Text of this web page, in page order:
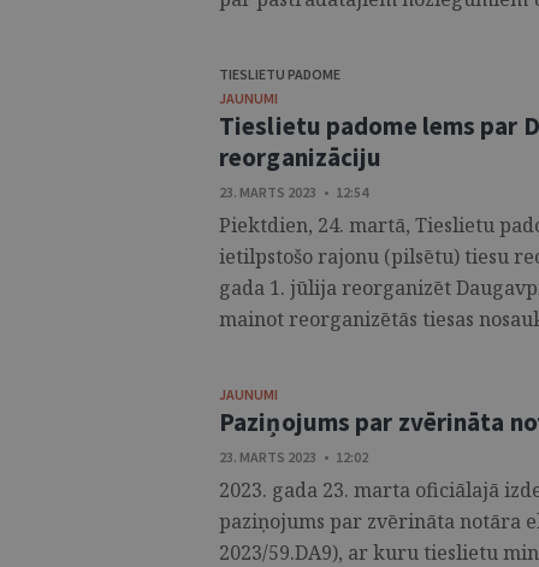
TIESLIETU PADOME
JAUNUMI
Tieslietu padome lems par
reorganizāciju
23. MARTS 2023 • 12:54
Piektdien, 24. martā, Tieslietu
ietilpstošo rajonu (pilsētu) tiesu
gada 1. jūlija reorganizēt
mainot reorganizētās tiesas
JAUNUMI
Paziņojums par zvērināta
23. MARTS 2023 • 12:02
2023. gada 23. marta oficiālajā
paziņojums par zvērināta notāra
2023/59.DA9), ar kuru tieslietu